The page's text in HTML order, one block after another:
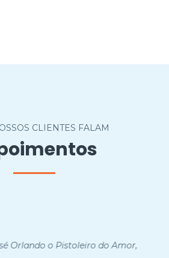
CLIENTES FALAM
Orlando o Pistoleiro do Amor,